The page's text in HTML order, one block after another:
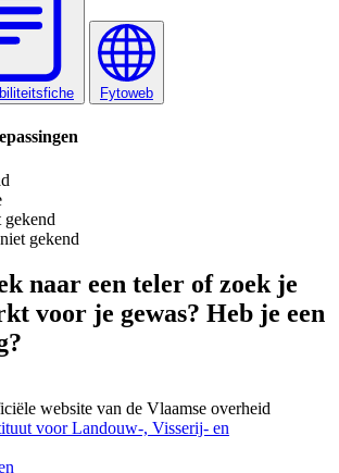
Fytoweb
gekend
naar een teler of zoek je
voor je gewas? Heb je een
website van de Vlaamse overheid
voor Landouw-, Visserij- en